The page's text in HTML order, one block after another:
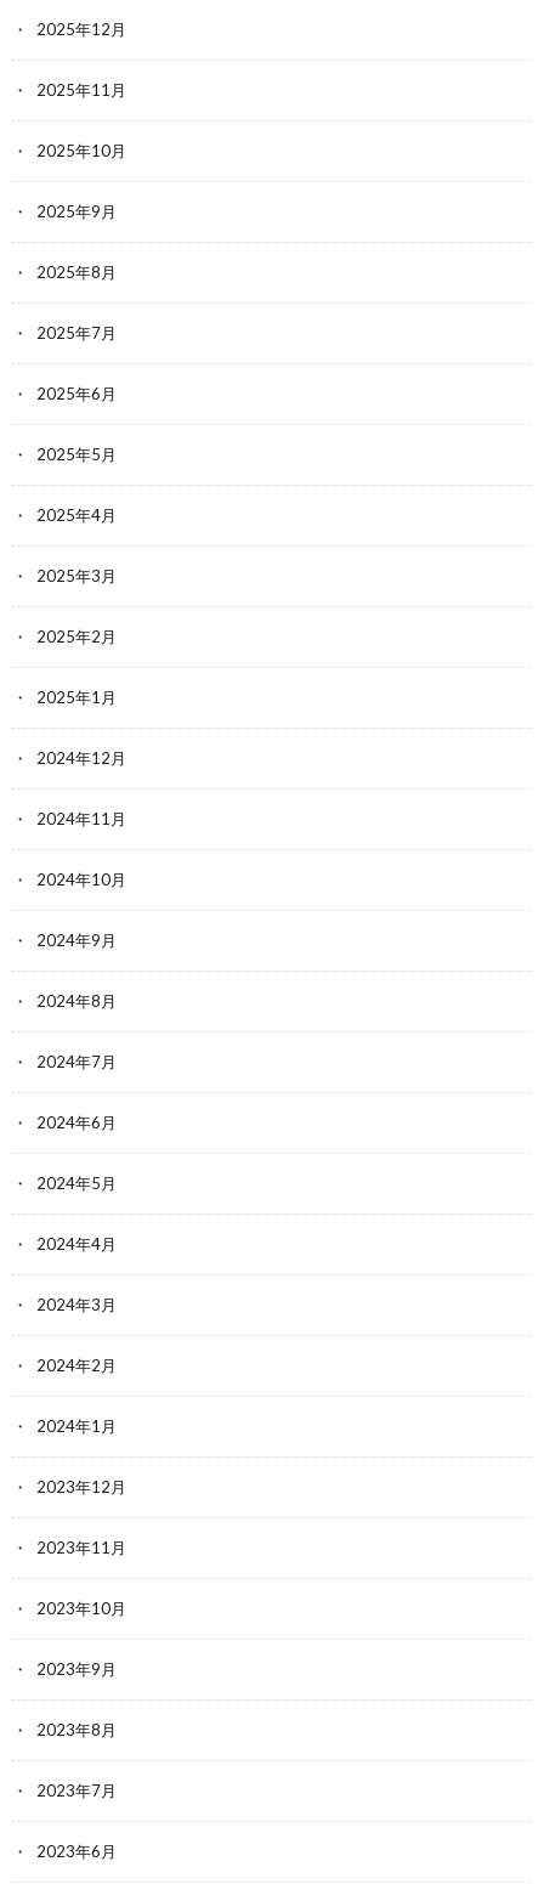
2025年12月
2025年11月
2025年10月
2025年9月
2025年8月
2025年7月
2025年6月
2025年5月
2025年4月
2025年3月
2025年2月
2025年1月
2024年12月
2024年11月
2024年10月
2024年9月
2024年8月
2024年7月
2024年6月
2024年5月
2024年4月
2024年3月
2024年2月
2024年1月
2023年12月
2023年11月
2023年10月
2023年9月
2023年8月
2023年7月
2023年6月